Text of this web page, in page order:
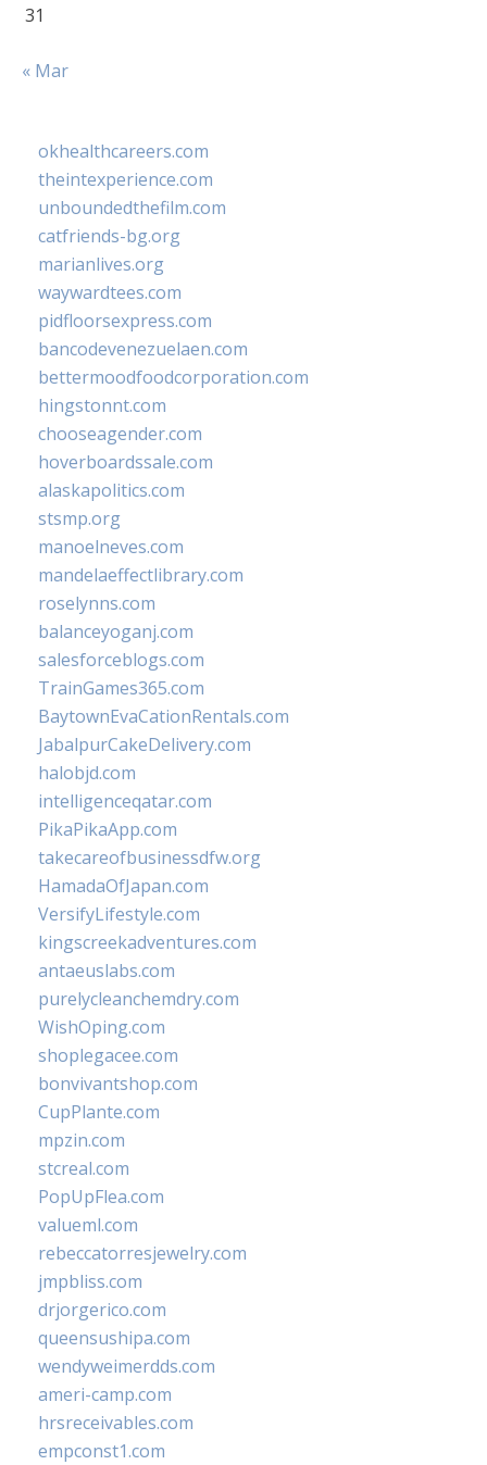
31
« Mar
okhealthcareers.com
theintexperience.com
unboundedthefilm.com
catfriends-bg.org
marianlives.org
waywardtees.com
pidfloorsexpress.com
bancodevenezuelaen.com
bettermoodfoodcorporation.com
hingstonnt.com
chooseagender.com
hoverboardssale.com
alaskapolitics.com
stsmp.org
manoelneves.com
mandelaeffectlibrary.com
roselynns.com
balanceyoganj.com
salesforceblogs.com
TrainGames365.com
BaytownEvaCationRentals.com
JabalpurCakeDelivery.com
halobjd.com
intelligenceqatar.com
PikaPikaApp.com
takecareofbusinessdfw.org
HamadaOfJapan.com
VersifyLifestyle.com
kingscreekadventures.com
antaeuslabs.com
purelycleanchemdry.com
WishOping.com
shoplegacee.com
bonvivantshop.com
CupPlante.com
mpzin.com
stcreal.com
PopUpFlea.com
valueml.com
rebeccatorresjewelry.com
jmpbliss.com
drjorgerico.com
queensushipa.com
wendyweimerdds.com
ameri-camp.com
hrsreceivables.com
empconst1.com